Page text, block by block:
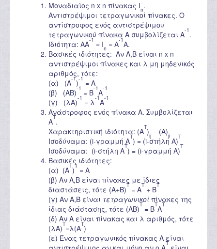
Μοναδιαίος n x n πίνακας In.
Αντιστρέψιμοι τετραγωνικοί πίνακες. Ο
αντίστροφος ενός αντιστρέψιμου
τετραγωνικού πίνακα A συμβολίζεται A-1 .
Ιδιότητα: AA-1 = In = A-1A.
Βασικές ιδιότητες: Αν A,B είναι n x n
αντιστρέψιμοι πίνακες και λ μη μηδενικός
αριθμός, τότε:
(α) (A-1)-1 = Α
(β) (ΑΒ)-1 = Β-1Α-1
(γ) (λA)-1 = λ-1Α-1
Ανάστροφος ενός πίνακα A. Συμβολίζεται
AT.
Χαρακτηριστική ιδιότητα: (AT)ij = (A)ji
Ισοδύναμα: (i-γραμμή AT) = (i-στήλη A)T
Ισοδύναμα: (i-στήλη AT) = (i-γραμμή A)T
Βασικές ιδιότητες:
(α) (AT)T = A
(β) Αν A,B είναι πίνακες με ίδιες
διαστάσεις, τότε (A+B)T = AT + ΒΤ
(γ) Αν A,B είναι τετραγωνικοί πίνακες της
ίδιας διάστασης, τότε (ΑΒ)T = ΒTΑT
(δ) Αν A είναι πίνακας και λ αριθμός, τότε
(λA)T=λ(ΑΤ)
(ε) Ένας τετραγωνικός πίνακας A είναι
T